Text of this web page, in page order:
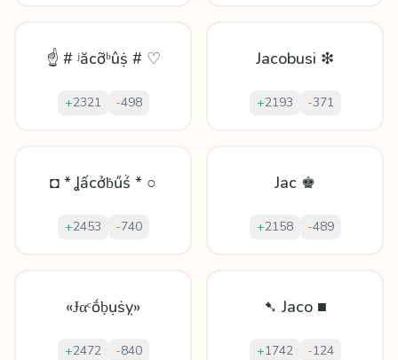
☝ # ʲăcỡᵇûṩ # ♡
+2321 -498
Jacobusi ❇
+2193 -371
◘ * Ʝấcởḃűṥ * ○
+2453 -740
Jac ♚
+2158 -489
«Ɉαᶜṓḅụṡỵ»
+2472 -840
➷ Jaco ■
+1742 -124